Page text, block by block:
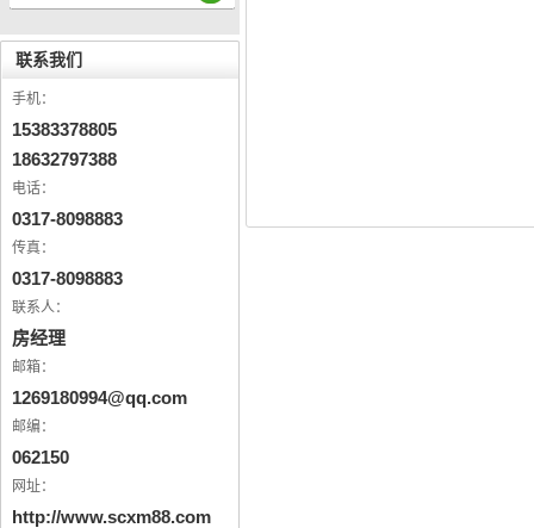
联系我们
手机：
15383378805
18632797388
电话：
0317-8098883
传真：
0317-8098883
联系人：
房经理
邮箱：
1269180994@qq.com
邮编：
062150
网址：
http://www.scxm88.com